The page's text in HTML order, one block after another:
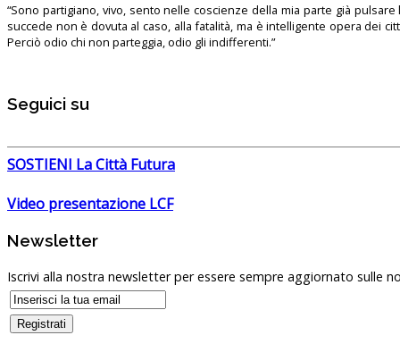
“Sono partigiano, vivo, sento nelle coscienze della mia parte già pulsare
succede non è dovuta al caso, alla fatalità, ma è intelligente opera dei
Perciò odio chi non parteggia, odio gli indifferenti.”
Seguici su
SOSTIENI La Città Futura
Video presentazione LCF
Newsletter
Iscrivi alla nostra newsletter per essere sempre aggiornato sulle